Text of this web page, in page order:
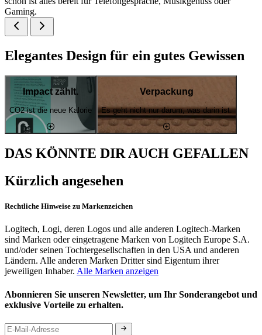
Gaming.
Elegantes Design für ein gutes Gewissen
Impact zählt.
CO2 ist die neue Kalorie
Verpackung
Es geht nicht nur darum, was darin ist.
DAS KÖNNTE DIR AUCH GEFALLEN
Kürzlich angesehen
Rechtliche Hinweise zu Markenzeichen
Logitech, Logi, deren Logos und alle anderen Logitech-Marken
sind Marken oder eingetragene Marken von Logitech Europe S.A.
und/oder seinen Tochtergesellschaften in den USA und anderen
Ländern. Alle anderen Marken Dritter sind Eigentum ihrer
jeweiligen Inhaber. Alle Marken anzeigen
Abonnieren Sie unseren Newsletter, um Ihr Sonderangebot und
exklusive Vorteile zu erhalten.